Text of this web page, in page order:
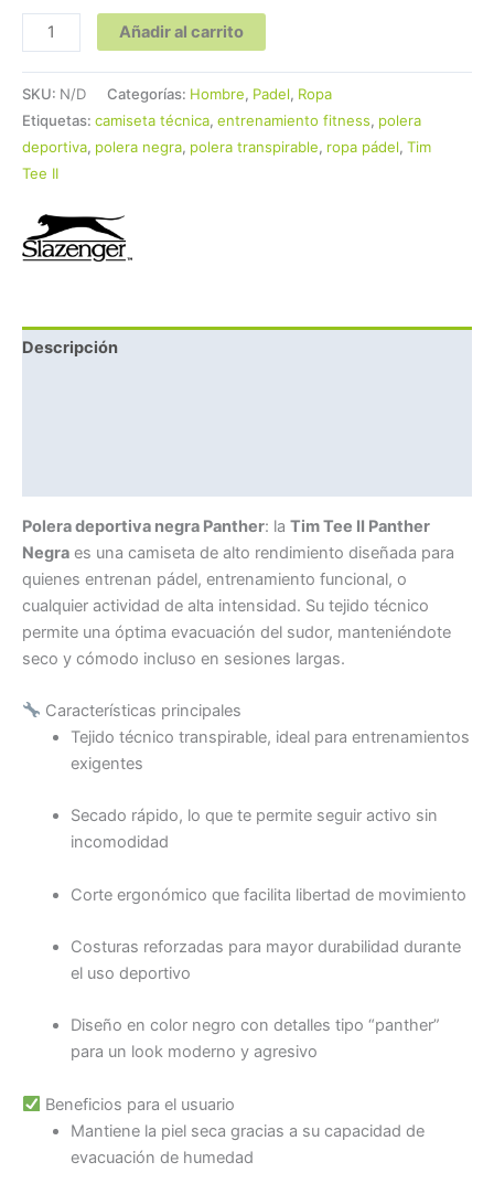
Añadir al carrito
SKU: N/D Categorías: Hombre, Padel, Ropa
Etiquetas: camiseta técnica, entrenamiento fitness, polera
deportiva, polera negra, polera transpirable, ropa pádel, Tim
Tee II
Descripción
Polera deportiva negra Panther: la Tim Tee II Panther
Negra es una camiseta de alto rendimiento diseñada para
quienes entrenan pádel, entrenamiento funcional, o
cualquier actividad de alta intensidad. Su tejido técnico
permite una óptima evacuación del sudor, manteniéndote
seco y cómodo incluso en sesiones largas.
Características principales
Tejido técnico transpirable, ideal para entrenamientos
exigentes
Secado rápido, lo que te permite seguir activo sin
incomodidad
Corte ergonómico que facilita libertad de movimiento
Costuras reforzadas para mayor durabilidad durante
el uso deportivo
Diseño en color negro con detalles tipo “panther”
para un look moderno y agresivo
Beneficios para el usuario
Mantiene la piel seca gracias a su capacidad de
evacuación de humedad